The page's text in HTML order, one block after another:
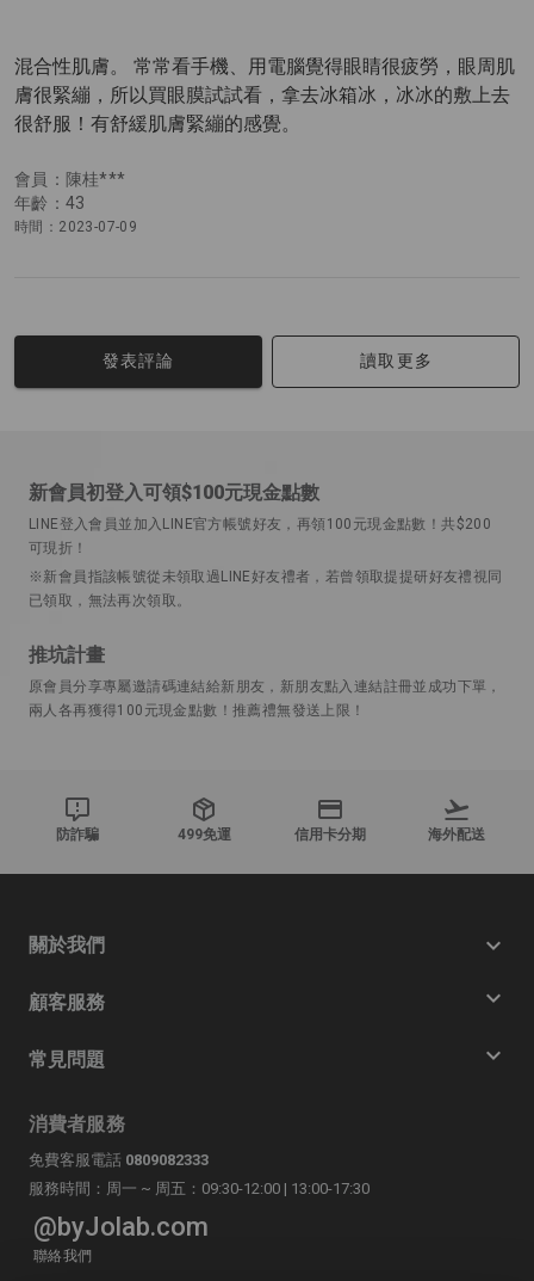
會員：陳桂***
年齡：43
時間：2023-07-09
混合性肌膚。 常常看手機、用電腦覺得眼睛很疲勞，眼周肌
膚很緊繃，所以買眼膜試試看，拿去冰箱冰，冰冰的敷上去
很舒服！有舒緩肌膚緊繃的感覺。
發表評論 讀取更多
新會員初登入可領$100元現金點數
LINE登入會員並加入LINE官方帳號好友，再領100元現金點數！共$200
可現折！
※新會員指該帳號從未領取過LINE好友禮者，若曾領取提提研好友禮視同
已領取，無法再次領取。
推坑計畫
原會員分享專屬邀請碼連結給新朋友，新朋友點入連結註冊並成功下單，
兩人各再獲得100元現金點數！推薦禮無發送上限！
防詐騙 499免運 信用卡分期 海外配送
關於我們
顧客服務
常見問題
消費者服務
免費客服電話 0809082333
服務時間：周一 ~ 周五：09:30-12:00 | 13:00-17:30
@byJolab.com
聯絡我們